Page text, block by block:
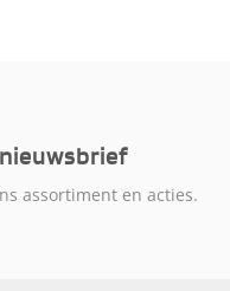
assortiment en acties.